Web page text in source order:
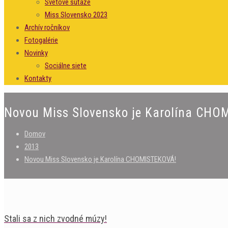
Svetové súťaže
Miss Slovensko 2023
Archív ročníkov
Fotogalérie
Novinky
Sociálne siete
Kontakty
Novou Miss Slovensko je Karolína
Domov
2013
Novou Miss Slovensko je Karolína CHOMISTEKOVÁ!
Stali sa z nich zvodné múzy!